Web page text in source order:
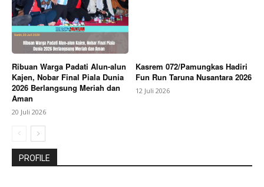
Ribuan Warga Padati Alun-alun
Kajen, Nobar Final Piala Dunia
2026 Berlangsung Meriah dan
Aman
20 Juli 2026
Kasrem 072/Pamungkas Hadiri
Fun Run Taruna Nusantara 2026
12 Juli 2026
PROFILE